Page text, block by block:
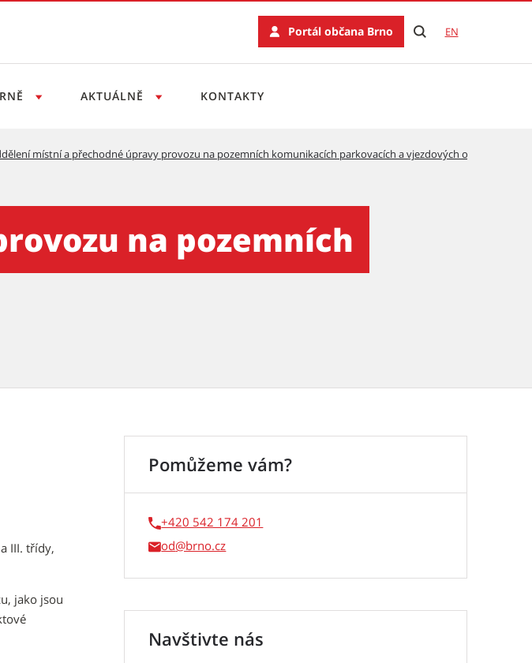
Portál občana Brno EN
AKTUÁLNĚ KONTAKTY
místní a přechodné úpravy provozu na pozemních komunikacích parkovacích a vjezdových oprávnění
na pozemních
III. třídy,
jako jsou
Pomůžeme vám?
+420 542 174 201
od
Navštivte nás